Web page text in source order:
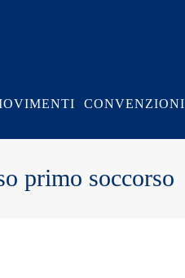
CONVENZIONI
primo soccorso